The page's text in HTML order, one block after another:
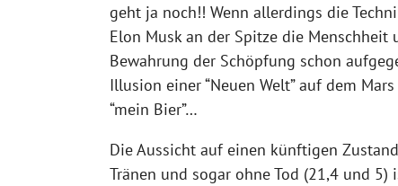
geht ja noch!! Wenn allerdings die
Elon Musk an der Spitze die Menschheit
Bewahrung der Schöpfung schon
Illusion einer “Neuen Welt” auf dem
“mein Bier”…
Die Aussicht auf einen künftigen
Tränen und sogar ohne Tod (21,4 und 5)